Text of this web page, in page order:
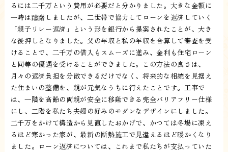
るには二千万という費用が必要だと分かりました。大きな金額に
一時は躊躇しましたが、二世帯で協力してローンを返済していく
「親子リレー返済」という形を銀行から提案されたことが、大き
な後押しとなりました。父の年収と私の年収を合算して審査を受
けることで、二千万の借入もスムーズに進み、金利も住宅ローン
と同等の優遇を受けることができました。この方法の良さは、
月々の返済負担を分散できるだけでなく、将来的な相続を見据え
た住まいの整備を、親が元気なうちに行えたことです。工事で
は、一階を高齢の両親が安全に移動できる完全バリアフリー仕様
にし、二階を私たち夫婦の好みのモダンなデザインにしました。
二千万をかけて構造から見直したおかげで、かつては冬場に凍え
るほど寒かった家が、最新の断熱施工で見違えるほど暖かくなり
ました。ローン返済については、これまで私たちが支払っていた